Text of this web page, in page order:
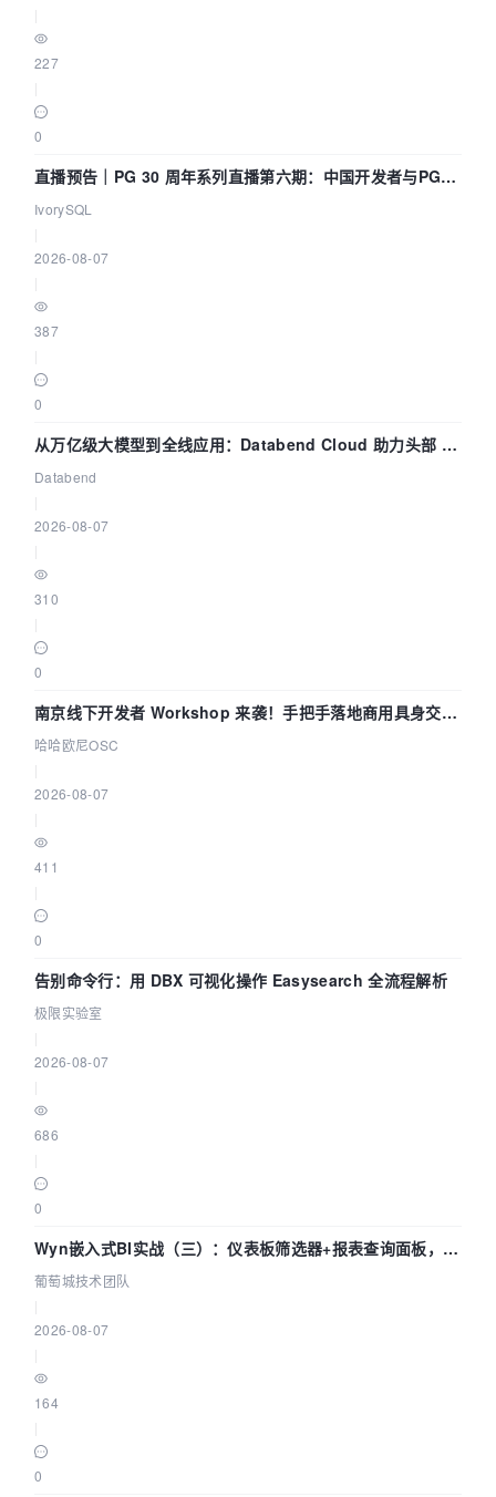
227
0
直播预告｜PG 30 周年系列直播第六期：中国开发者与PG内
核——我们改得动吗？我们贡献了什么？
IvorySQL
2026-08-07
387
0
从万亿级大模型到全线应用：Databend Cloud 助力头部 AI
企业构建全链路 Trace 数据管道
Databend
2026-08-07
310
0
南京线下开发者 Workshop 来袭！手把手落地商用具身交互
智能 Agent 应用
哈哈欧尼OSC
2026-08-07
411
0
告别命令行：用 DBX 可视化操作 Easysearch 全流程解析
极限实验室
2026-08-07
686
0
Wyn嵌入式BI实战（三）：仪表板筛选器+报表查询面板，参
数联动全闭环
葡萄城技术团队
2026-08-07
164
0